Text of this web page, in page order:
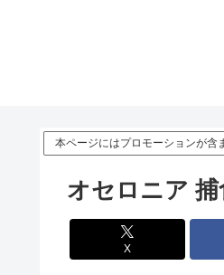
本ページにはプロモーションが含
オセロニア
X